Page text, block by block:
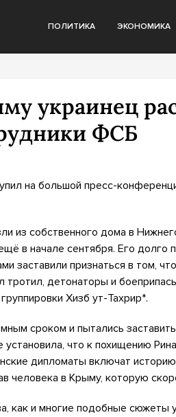
ПОЛИТИКА ЭКОНОМИКА
украинец
ФСБ
на большой пресс-
из собственного дома в
в начале сентября. Его долго
заставили признаться в том,
детонаторы и
Хизб ут-Тахрир*.
сроком и пытались
что к похищению
дипломаты включат
человека в Крыму, которую
как и многие подобные сюжеты